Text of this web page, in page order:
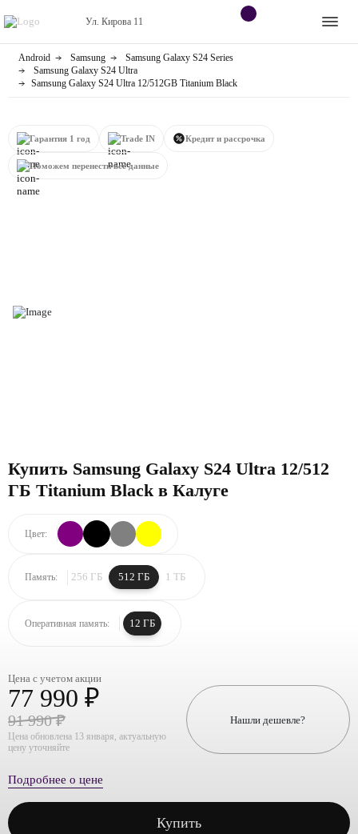
Ул. Кирова 11
Контакты
магазине
Apple
Яндекс станции
Приставки
Android Samsung
Samsung Galaxy S24 Series
Samsung Galaxy S24 Ultra
Samsung Galaxy S24 Ultra 12/512GB Titanium Black
Гарантия 1 год Trade IN Кредит и рассрочка
Поможем перенести все данные
Купить Samsung Galaxy S24 Ultra 12/512
ГБ Titanium Black в Калуге
Цвет:
Память: 256 ГБ 512 ГБ 1 ТБ
Оперативная память: 12 ГБ
Цена с учетом акции
77 990 ₽
91 990 ₽
Цена обновлена 13 января, актуальную
цену уточняйте
Нашли дешевле?
Подробнее о цене
Купить